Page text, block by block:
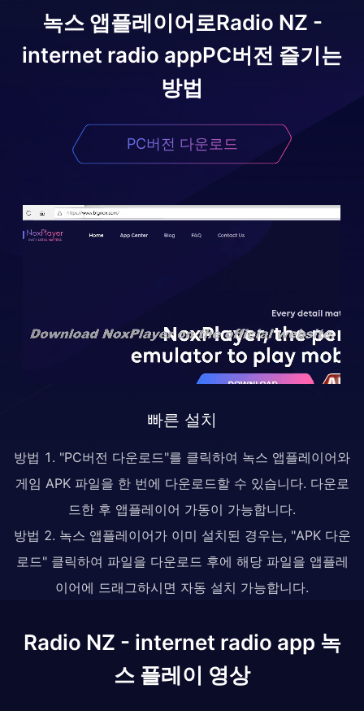
녹스 앱플레이어로Radio NZ -
internet radio appPC버전 즐기는
방법
PC버전 다운로드
빠른 설치
방법 1. "PC버전 다운로드"를 클릭하여 녹스 앱플레이어와
게임 APK 파일을 한 번에 다운로드할 수 있습니다. 다운로
드한 후 앱플레이어 가동이 가능합니다.
방법 2. 녹스 앱플레이어가 이미 설치된 경우는, "APK 다운
로드" 클릭하여 파일을 다운로드 후에 해당 파일을 앱플레
이어에 드래그하시면 자동 설치 가능합니다.
Radio NZ - internet radio app 녹
스 플레이 영상